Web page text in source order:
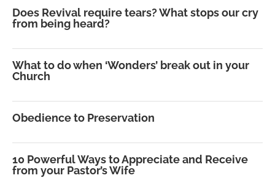
Does Revival require tears? What stops our cry
from being heard?
What to do when ‘Wonders’ break out in your
Church
Obedience to Preservation
10 Powerful Ways to Appreciate and Receive
from your Pastor’s Wife